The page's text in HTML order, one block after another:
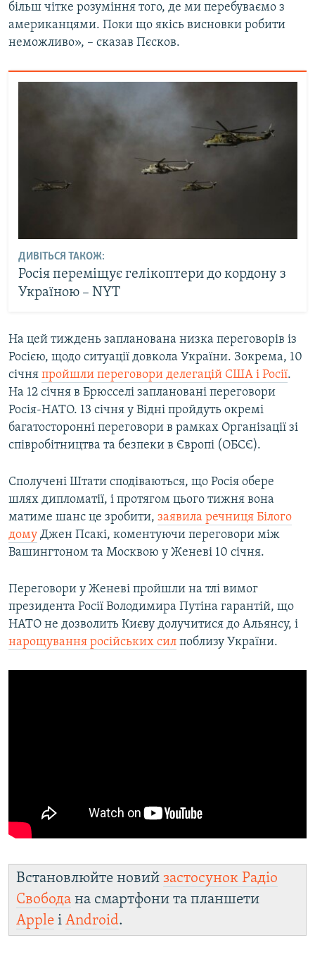
більш чітке розуміння того, де ми перебуваємо з
американцями. Поки що якісь висновки робити
неможливо», – сказав Пєсков.
ДИВІТЬСЯ ТАКОЖ:
Росія переміщує гелікоптери до кордону з
Україною – NYT
На цей тиждень запланована низка переговорів із
Росією, щодо ситуації довкола України. Зокрема, 10
січня пройшли переговори делегацій США і Росії.
На 12 січня в Брюсселі заплановані переговори
Росія-НАТО. 13 січня у Відні пройдуть окремі
багатосторонні переговори в рамках Організації зі
співробітництва та безпеки в Європі (ОБСЄ).
Сполучені Штати сподіваються, що Росія обере
шлях дипломатії, і протягом цього тижня вона
матиме шанс це зробити, заявила речниця Білого
дому Джен Псакі, коментуючи переговори між
Вашингтоном та Москвою у Женеві 10 січня.
Переговори у Женеві пройшли на тлі вимог
президента Росії Володимира Путіна гарантій, що
НАТО не дозволить Києву долучитися до Альянсу, і
нарощування російських сил поблизу України.
Встановлюйте новий застосунок Радіо
Свобода на смартфони та планшети
Apple і Android.